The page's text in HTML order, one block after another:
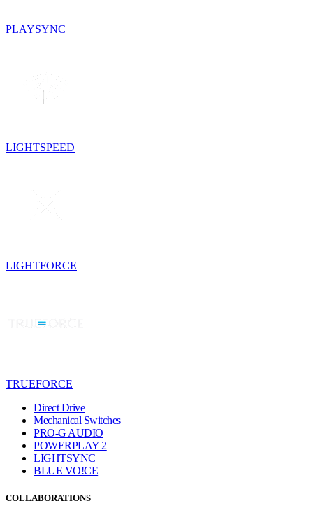
PLAYSYNC
LIGHTSPEED
LIGHTFORCE
TRUEFORCE
Direct Drive
Mechanical Switches
PRO-G AUDIO
POWERPLAY 2
LIGHTSYNC
BLUE VO!CE
COLLABORATIONS